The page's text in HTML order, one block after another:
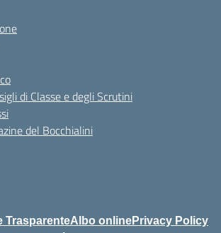
di Classe e degli Scrutini
del Bocchialini
TrasparenteAlbo onlinePrivacy Policy